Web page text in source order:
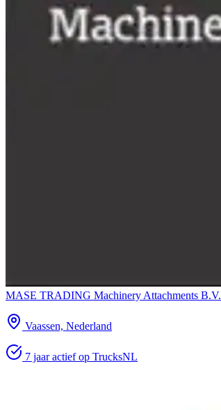
MASE TRADING Machinery Attachments B.V.
Vaassen, Nederland
7 jaar actief op TrucksNL